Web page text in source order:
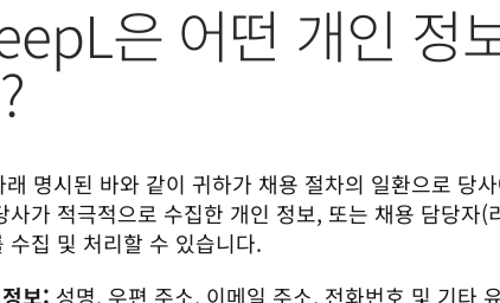
은 어떤 개인 정
명시된 바와 같이 귀하가 채용 절차의 일환으로
사가 적극적으로 수집한 개인 정보, 또는 채용 담당
수집 및 처리할 수 있습니다.
보: 성명, 우편 주소, 이메일 주소, 전화번호 및 기타